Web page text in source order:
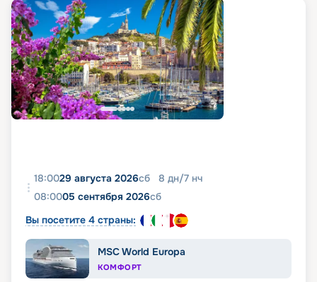
18:0029 августа 2026сб 8 дн/7 нч
08:0005 сентября 2026сб
Вы посетите 4 страны:
MSC World Europa
КОМФОРТ